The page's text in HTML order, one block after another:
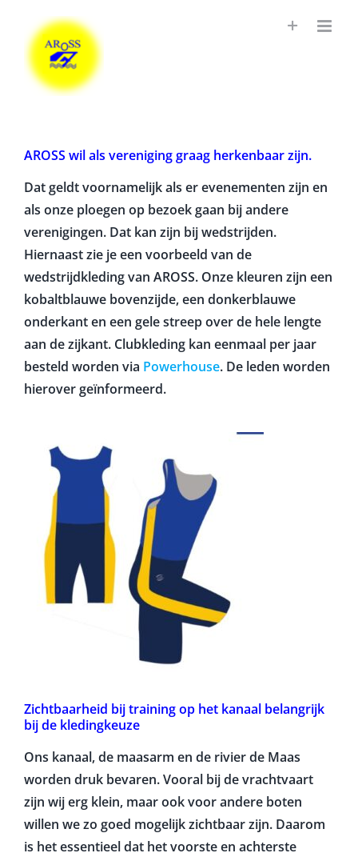
AROSS wil als vereniging graag herkenbaar zijn.
Dat geldt voornamelijk als er evenementen zijn en
als onze ploegen op bezoek gaan bij andere
verenigingen. Dat kan zijn bij wedstrijden.
Hiernaast zie je een voorbeeld van de
wedstrijdkleding van AROSS. Onze kleuren zijn een
kobaltblauwe bovenzijde, een donkerblauwe
onderkant en een gele streep over de hele lengte
aan de zijkant. Clubkleding kan eenmaal per jaar
besteld worden via Powerhouse. De leden worden
hierover geïnformeerd.
Zichtbaarheid bij training op het kanaal belangrijk
bij de kledingkeuze
Ons kanaal, de maasarm en de rivier de Maas
worden druk bevaren. Vooral bij de vrachtvaart
zijn wij erg klein, maar ook voor andere boten
willen we zo goed mogelijk zichtbaar zijn. Daarom
is het essentieel dat het voorste en achterste